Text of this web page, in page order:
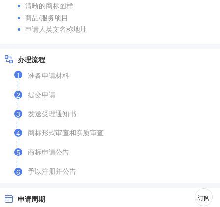
清晰的商标图样
商品/服务项目
申请人英文名称地址
办理流程
1
准备申请材料
2
提交申请
3
发送受理通知书
4
商标形式审查和实质审查
5
商标申请公告
6 予以注册并公告
申请周期 订阅